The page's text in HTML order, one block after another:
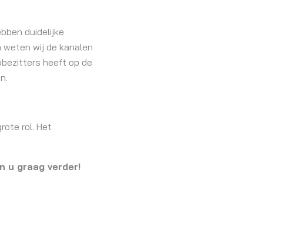
duidelijke
wij de kanalen
heeft op de
rol. Het
u graag verder!